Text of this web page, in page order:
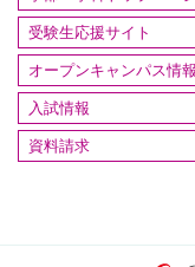
受験生応援サイト
オープンキャンパス情報
入試情報
資料請求